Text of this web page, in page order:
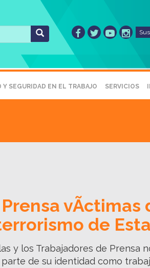
Y SEGURIDAD EN EL TRABAJO SERVICIOS
vÃ­ctimas
de
y los Trabajadores de Prensa
de su identidad como